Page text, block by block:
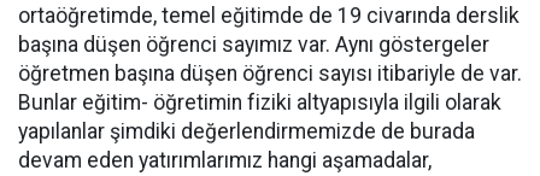
ortaöğretimde, temel eğitimde de 19 civarında derslik
başına düşen öğrenci sayımız var. Aynı göstergeler
öğretmen başına düşen öğrenci sayısı itibariyle de var.
Bunlar eğitim- öğretimin fiziki altyapısıyla ilgili olarak
yapılanlar şimdiki değerlendirmemizde de burada
devam eden yatırımlarımız hangi aşamadalar,